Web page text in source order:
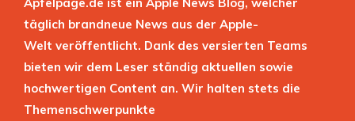
täglich brandneue News aus der Apple-
Welt veröffentlicht. Dank des versierten Teams
bieten wir dem Leser ständig aktuellen sowie
hochwertigen Content an. Wir halten stets die
Themenschwerpunkte